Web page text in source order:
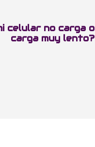
celular no carga o
carga muy lento?